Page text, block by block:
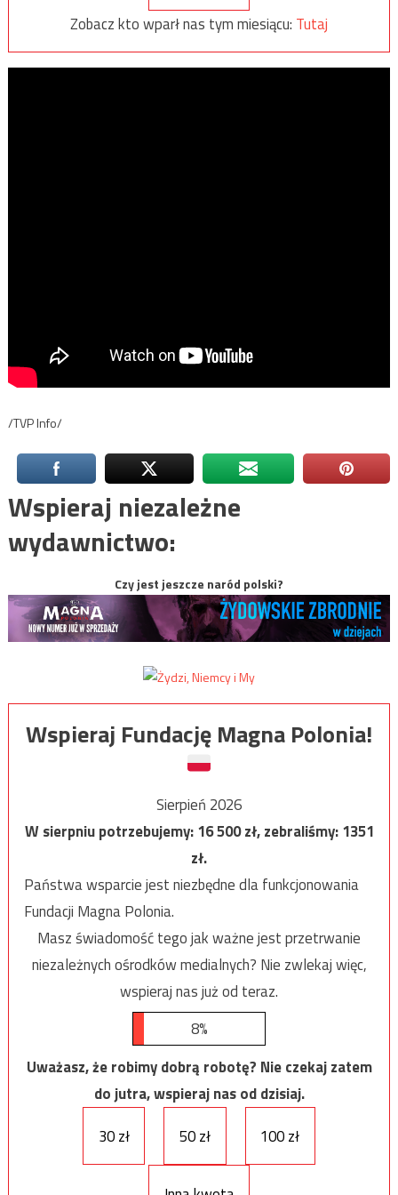
Zobacz kto wparł nas tym miesiącu: Tutaj
/TVP Info/
Wspieraj niezależne
wydawnictwo:
Czy jest jeszcze naród polski?
Wspieraj Fundację Magna Polonia!
Sierpień 2026
W sierpniu potrzebujemy:16 500zł, zebraliśmy:1351
zł.
Państwa wsparcie jest niezbędne dla funkcjonowania
Fundacji Magna Polonia.
Masz świadomość tego jak ważne jest przetrwanie
niezależnych ośrodków medialnych? Nie zwlekaj więc,
wspieraj nas już od teraz.
8%
Uważasz, że robimy dobrą robotę? Nie czekaj zatem
do jutra, wspieraj nas od dzisiaj.
30 zł
50 zł 100 zł